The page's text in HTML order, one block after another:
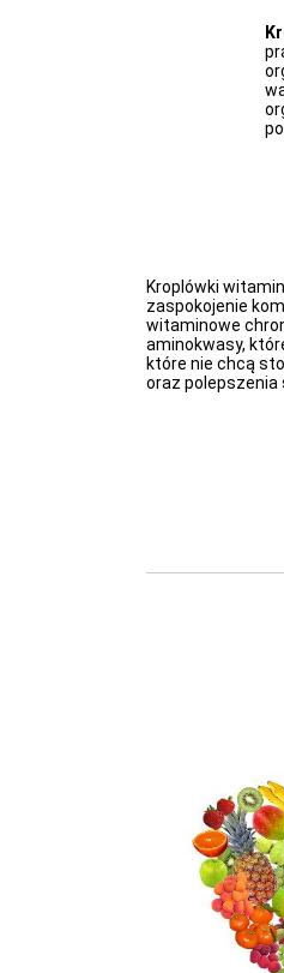
Kroplówki
zaspokojenie
witaminowe
aminokwasy,
które nie chcą
oraz polepszenia